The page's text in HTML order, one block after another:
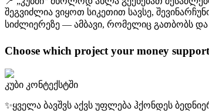
შეგვიძლია ვიყოთ სიკეთით სავსე,
სიძლიერეზე — ამბავი, რომელიც გათბობს
Choose which project your money
კუბი კონტექსტში
✨ყველა ბავშვს აქვს უფლება ჰქონდეს